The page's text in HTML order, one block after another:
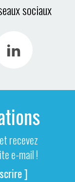
sociaux
recevez
e-mail !
]